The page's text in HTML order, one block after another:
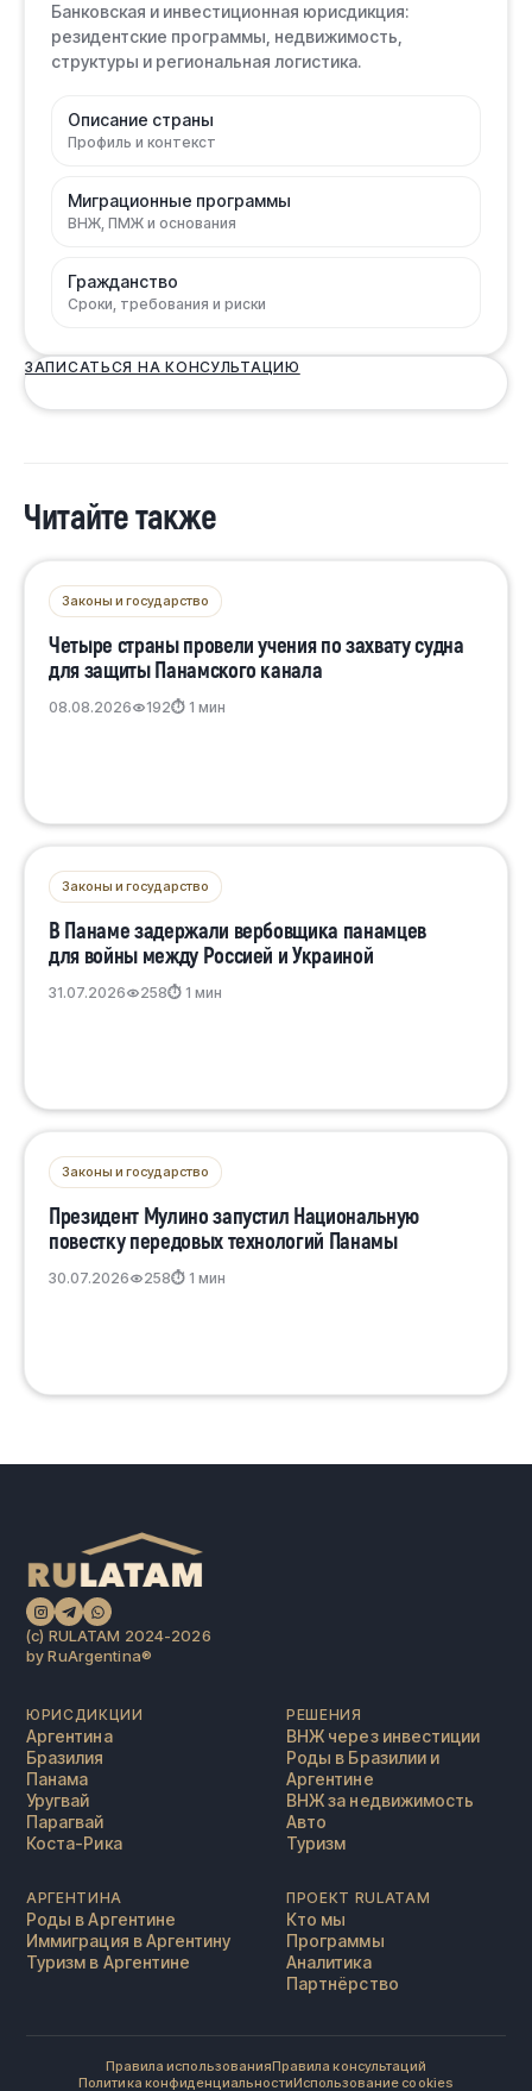
Банковская и инвестиционная юрисдикция:
резидентские программы, недвижимость,
структуры и региональная логистика.
Описание страны
Профиль и контекст
Миграционные программы
ВНЖ, ПМЖ и основания
Гражданство
Сроки, требования и риски
ЗАПИСАТЬСЯ НА КОНСУЛЬТАЦИЮ
Читайте также
Законы и государство
Четыре страны провели учения по захвату судна
для защиты Панамского канала
08.08.2026 192⏱ 1 мин
Законы и государство
В Панаме задержали вербовщика панамцев
для войны между Россией и Украиной
31.07.2026 258⏱ 1 мин
Законы и государство
Президент Мулино запустил Национальную
повестку передовых технологий Панамы
30.07.2026 258⏱ 1 мин
(c) RULATAM 2024-2026
by RuArgentina®️
ЮРИСДИКЦИИ
Аргентина
Бразилия
Панама
Уругвай
Парагвай
Коста-Рика
РЕШЕНИЯ
ВНЖ через инвестиции
Роды в Бразилии и
Аргентине
ВНЖ за недвижимость
Авто
Туризм
АРГЕНТИНА
Роды в Аргентине
Иммиграция в Аргентину
Туризм в Аргентине
ПРОЕКТ RULATAM
Кто мы
Программы
Аналитика
Партнёрство
Правила использованияПравила консультаций
Политика конфиденциальностиИспользование cookies